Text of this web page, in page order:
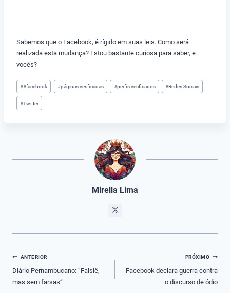
Sabemos que o Facebook, é rígido em suas leis. Como será
realizada esta mudança? Estou bastante curiosa para saber, e
vocês?
Tags
do
Post:
##facebook #páginas verificadas #perfis verificados #Redes Sociais
#Twitter
Mirella Lima
Navegação
de
Post
ANTERIOR
Diário Pernambucano: “Falsiê,
mas sem farsas”
PRÓXIMO
Facebook declara guerra contra
o discurso de ódio